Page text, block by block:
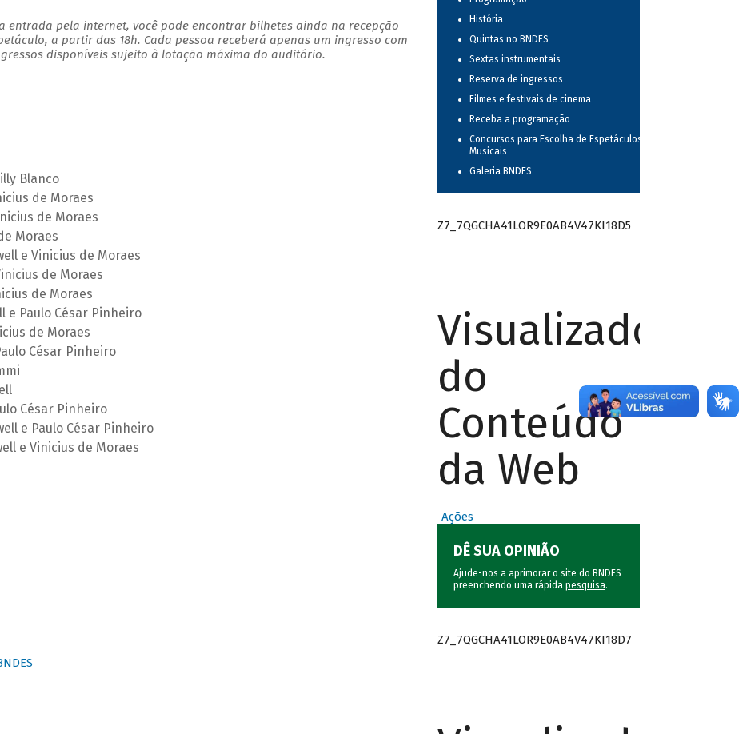
entrada pela internet, você pode encontrar bilhetes ainda na recepção
a partir das 18h. Cada pessoa receberá apenas um ingresso com
disponíveis sujeito à lotação máxima do auditório.
Blanco
de Moraes
de Moraes
Moraes
e Vinicius de Moraes
de Moraes
de Moraes
e Paulo César Pinheiro
de Moraes
César Pinheiro
César Pinheiro
e Paulo César Pinheiro
e Vinicius de Moraes
História
Quintas no BNDES
Sextas instrumentais
Reserva de ingressos
Filmes e festivais de cinema
Receba a programação
Concursos para Escolha de Espetáculos
Musicais
Galeria BNDES
Z7_7QGCHA41LOR9E0AB4V47KI18D5
Visualizador
do
Conteúdo
da Web
Ações
DÊ SUA OPINIÃO
Ajude-nos a aprimorar o site do BNDES
preenchendo uma rápida pesquisa.
Z7_7QGCHA41LOR9E0AB4V47KI18D7